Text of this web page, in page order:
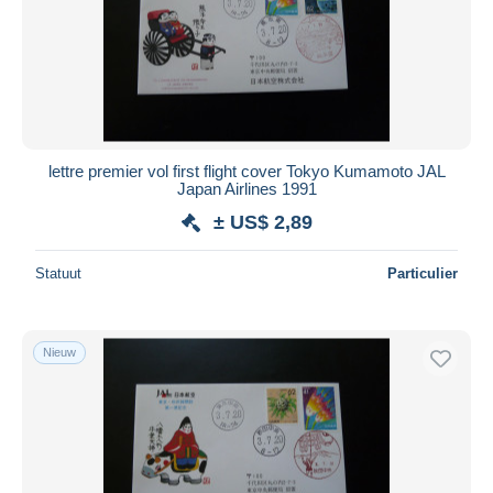
lettre premier vol first flight cover Tokyo Kumamoto JAL
Japan Airlines 1991
± US$ 2,89
Statuut Particulier
Nieuw